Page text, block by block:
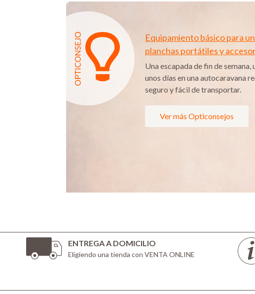
Equipamiento básico para
planchas portátiles y
Una escapada de fin de
unos días en una autocaravana
seguro y fácil de transportar.
Ver más Opticonsejos
ENTREGA A DOMICILIO
Eligiendo una tienda con VENTA ONLINE